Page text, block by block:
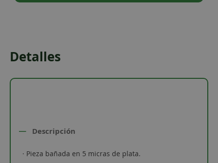
Detalles
Descripción
· Pieza bañada en 5 micras de plata.